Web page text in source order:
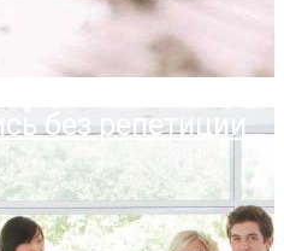
без репетиции